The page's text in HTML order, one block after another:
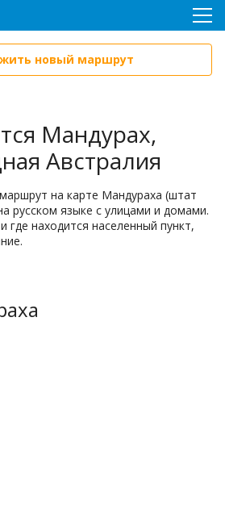
новый маршрут
Мандурах,
Австралия
на карте Мандураха (штат
русском языке с улицами и домами.
где находится населенный пункт,